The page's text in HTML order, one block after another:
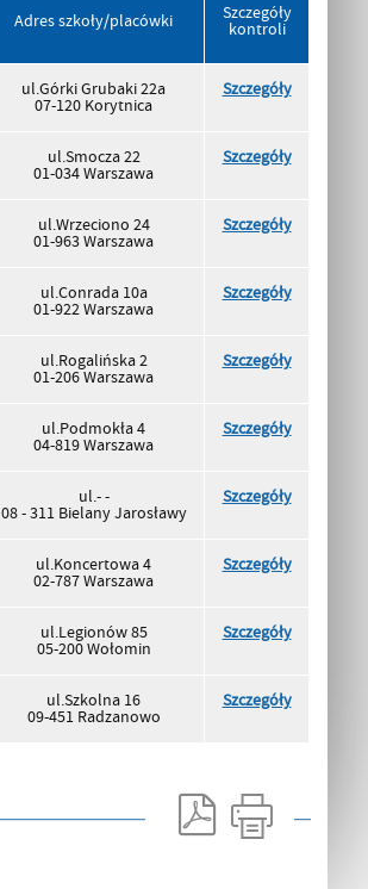
Adres szkoły/placówki Szczegóły
kontroli
ul.Górki Grubaki 22a
07-120 Korytnica
Szczegóły
ul.Smocza 22
01-034 Warszawa
Szczegóły
ul.Wrzeciono 24
01-963 Warszawa
Szczegóły
ul.Conrada 10a
01-922 Warszawa
Szczegóły
ul.Rogalińska 2
01-206 Warszawa
Szczegóły
ul.Podmokła 4
04-819 Warszawa
Szczegóły
ul.- -
08 - 311 Bielany Jarosławy
Szczegóły
ul.Koncertowa 4
02-787 Warszawa
Szczegóły
ul.Legionów 85
05-200 Wołomin
Szczegóły
ul.Szkolna 16
09-451 Radzanowo
Szczegóły